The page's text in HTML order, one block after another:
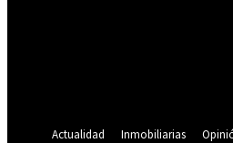
Actualidad
Inmobiliarias